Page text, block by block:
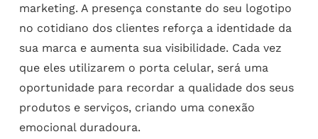
marketing. A presença constante do seu logotipo
no cotidiano dos clientes reforça a identidade da
sua marca e aumenta sua visibilidade. Cada vez
que eles utilizarem o porta celular, será uma
oportunidade para recordar a qualidade dos seus
produtos e serviços, criando uma conexão
emocional duradoura.